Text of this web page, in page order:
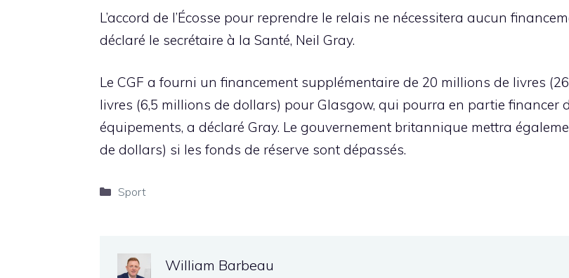
L’accord de l’Écosse pour reprendre le relais ne nécessitera aucun
déclaré le secrétaire à la Santé, Neil Gray.
Le CGF a fourni un financement supplémentaire de 20 millions de livres
livres (6,5 millions de dollars) pour Glasgow, qui pourra en partie financer
équipements, a déclaré Gray. Le gouvernement britannique mettra
de dollars) si les fonds de réserve sont dépassés.
Catégories
Sport
William Barbeau